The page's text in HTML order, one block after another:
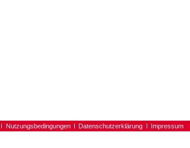
Nutzungsbedingungen Datenschutzerklärung Impressum